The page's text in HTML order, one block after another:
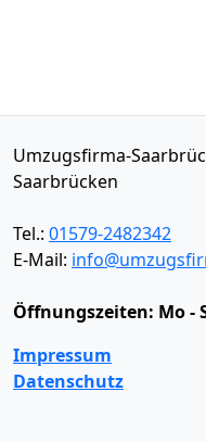
Umzugsfirma-
Saarbrücken
Tel.: 01579-2482342
E-Mail:
Öffnungszeiten: Mo -
Impressum
Datenschutz